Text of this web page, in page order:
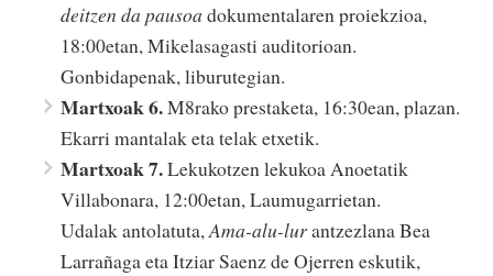
deitzen da pausoa dokumentalaren proiekzioa,
18:00etan, Mikelasagasti auditorioan.
Gonbidapenak, liburutegian.
Martxoak 6.M8rako prestaketa, 16:30ean, plazan.
Ekarri mantalak eta telak etxetik.
Martxoak 7.Lekukotzen lekukoa Anoetatik
Villabonara, 12:00etan, Laumugarrietan.
Udalak antolatuta,Ama-alu-lurantzezlana Bea
Larrañaga eta Itziar Saenz de Ojerren eskutik,